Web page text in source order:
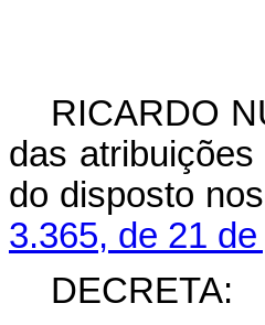
RICARDO
das
do disposto nos
3.365, de 21
DECRETA: